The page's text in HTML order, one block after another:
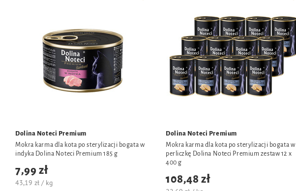
Dolina Noteci Premium
Mokra karma dla kota po sterylizacji bogata w
indyka Dolina Noteci Premium 185 g
7,99 zł
43,19 zł / kg
Dolina Noteci Premium
Mokra karma dla kota po sterylizacji bogata w
perliczkę Dolina Noteci Premium zestaw 12 x
400 g
108,48 zł